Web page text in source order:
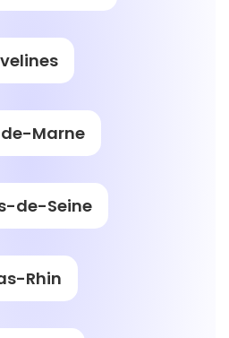
Marne
de-Seine
Rhin